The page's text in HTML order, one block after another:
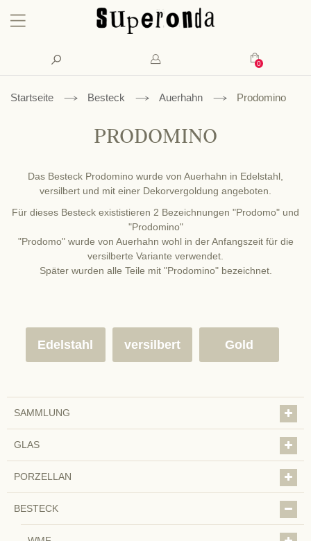
Konto
Mein
Suche
Startseite Besteck Auerhahn Prodomino
PRODOMINO
Das Besteck Prodomino wurde von Auerhahn in Edelstahl,
versilbert und mit einer Dekorvergoldung angeboten.
Für dieses Besteck exististieren 2 Bezeichnungen "Prodomo" und
"Prodomino"
"Prodomo" wurde von Auerhahn wohl in der Anfangszeit für die
versilberte Variante verwendet.
Später wurden alle Teile mit "Prodomino" bezeichnet.
Edelstahl versilbert Gold
SAMMLUNG
GLAS
PORZELLAN
BESTECK